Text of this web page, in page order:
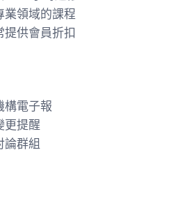
業領域的課程
提供會員折扣
構電子報
更提醒
論群組